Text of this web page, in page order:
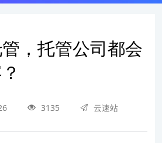
，托管公司都会
3135 云速站